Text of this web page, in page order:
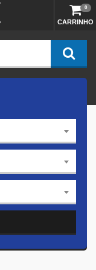
CARRINHO
0